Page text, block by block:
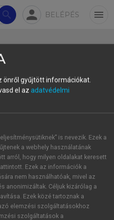
search person BELÉPÉS menu
az
kérdése
felvetése, hogy az
az alapvető kétoldalú
túl az egyes
további érdekeltek,
is szükséges
az egymásra
együttes
önről gyűjtött információkat.
el az adatvédelmi
is nevezik. Ezek a
a webhely használatának
arról, hogy milyen oldalakat keresett
Ezek az információk a
nem használhatóak, mivel az
anonimizáltak. Céljuk kizárólag a
Ezek közé tartoznak a
elemzési szolgáltatásokhoz
szolgáltatások a